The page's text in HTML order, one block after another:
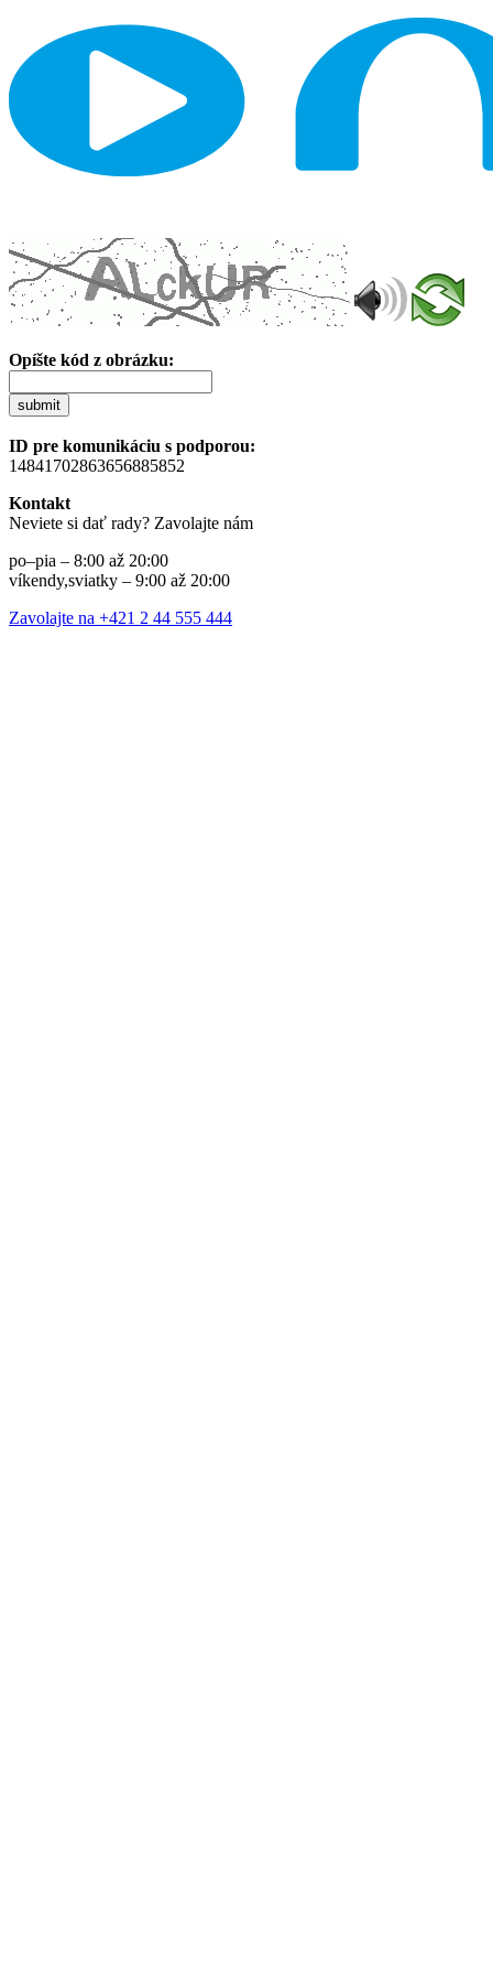
Opíšte kód z obrázku:
submit
ID pre komunikáciu s podporou:
14841702863656885852
Kontakt
Neviete si dať rady? Zavolajte nám
po–pia – 8:00 až 20:00
víkendy,sviatky – 9:00 až 20:00
Zavolajte na +421 2 44 555 444